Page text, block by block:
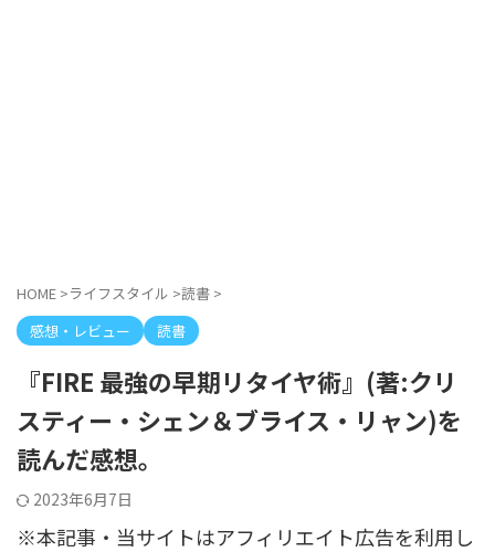
HOME >ライフスタイル >読書 >
感想・レビュー
読書
『FIRE 最強の早期リタイヤ術』(著:クリ
スティー・シェン＆ブライス・リャン)を
読んだ感想。
2023年6月7日
※本記事・当サイトはアフィリエイト広告を利用し